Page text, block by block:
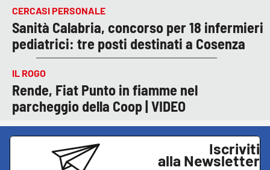
CERCASI PERSONALE
Sanità Calabria, concorso per 18 infermieri
pediatrici: tre posti destinati a Cosenza
IL ROGO
Rende, Fiat Punto in fiamme nel
parcheggio della Coop | VIDEO
Iscriviti
alla Newsletter